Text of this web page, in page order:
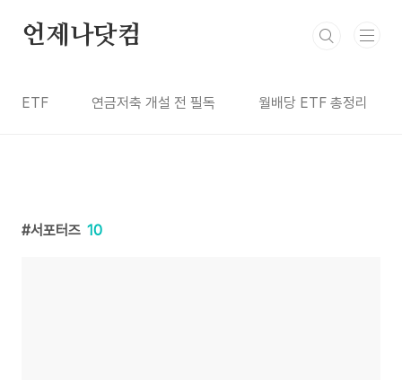
언제나닷컴
ETF 연금저축 개설 전 필독 월배당 ETF 총정리
서포터즈 10